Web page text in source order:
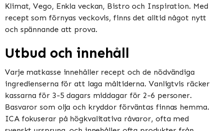
Klimat, Vego, Enkla veckan, Bistro och Inspiration​​​​. Med
recept som förnyas veckovis, finns det alltid något nytt
och spännande att prova​​.
Utbud och innehåll
Varje matkasse innehåller recept och de nödvändiga
ingredienserna för att laga måltiderna. Vanligtvis räcker
kassarna för 3-5 dagars middagar för 2-6 personer.
Basvaror som olja och kryddor förväntas finnas hemma​​.
ICA fokuserar på högkvalitativa råvaror, ofta med